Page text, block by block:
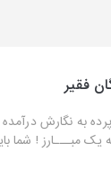
فقیر
کتاب اشراف زادگان فقیــر در
مبـــارز ! شما